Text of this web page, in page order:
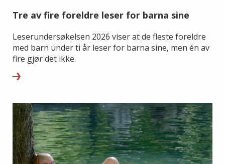
Tre av fire foreldre leser for barna sine
Leserundersøkelsen 2026 viser at de fleste foreldre
med barn under ti år leser for barna sine, men én av
fire gjør det ikke.